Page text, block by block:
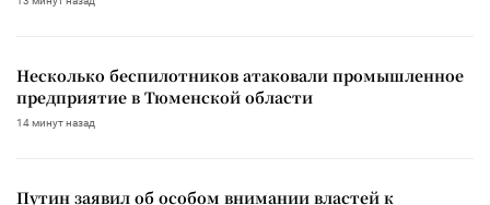
Несколько беспилотников атаковали промышленное
предприятие в Тюменской области
14 минут назад
Путин заявил об особом внимании властей к